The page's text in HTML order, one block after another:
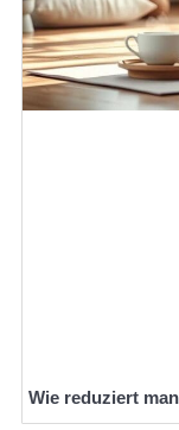
Wie reduziert